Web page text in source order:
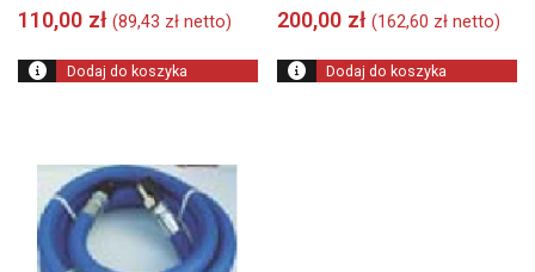
110,00 zł (89,43 zł netto)
Dodaj do koszyka
200,00 zł (162,60 zł netto)
Dodaj do koszyka